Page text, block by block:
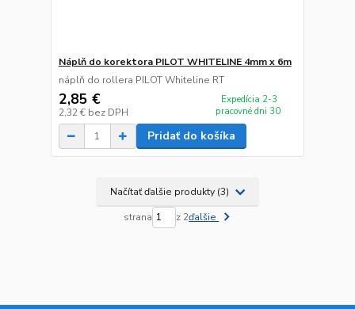
Náplň do korektora PILOT WHITELINE 4mm x 6m
náplň do rollera PILOT Whiteline RT
2,85 €
2,32 € bez DPH
Expedícia 2-3
pracovné dni 30
Pridať do košíka
Načítať ďalšie produkty (3)
strana z 2ďalšie